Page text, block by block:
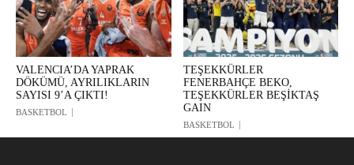
VALENCIA’DA YAPRAK
DÖKÜMÜ, AYRILIKLARIN
SAYISI 9’A ÇIKTI!
BASKETBOL
TEŞEKKÜRLER
FENERBAHÇE BEKO,
TEŞEKKÜRLER BEŞİKTAŞ
GAIN
BASKETBOL